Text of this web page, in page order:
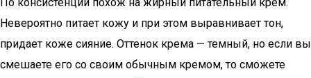
Невероятно питает кожу и при этом выравнивает тон,
придает коже сияние. Оттенок крема — темный, но если вы
смешаете его со своим обычным кремом, то сможете